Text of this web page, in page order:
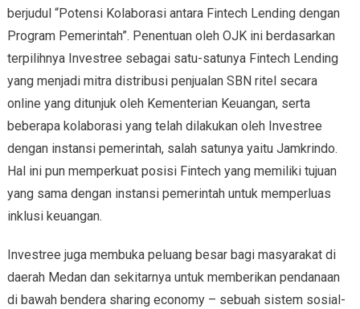
berjudul “Potensi Kolaborasi antara Fintech Lending dengan
Program Pemerintah”. Penentuan oleh OJK ini berdasarkan
terpilihnya Investree sebagai satu-satunya Fintech Lending
yang menjadi mitra distribusi penjualan SBN ritel secara
online yang ditunjuk oleh Kementerian Keuangan, serta
beberapa kolaborasi yang telah dilakukan oleh Investree
dengan instansi pemerintah, salah satunya yaitu Jamkrindo.
Hal ini pun memperkuat posisi Fintech yang memiliki tujuan
yang sama dengan instansi pemerintah untuk memperluas
inklusi keuangan.
Investree juga membuka peluang besar bagi masyarakat di
daerah Medan dan sekitarnya untuk memberikan pendanaan
di bawah bendera sharing economy – sebuah sistem sosial-